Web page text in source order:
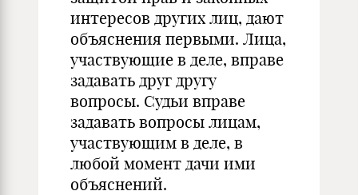
интересов других лиц, дают
объяснения первыми. Лица,
участвующие в деле, вправе
задавать друг другу
вопросы. Судьи вправе
задавать вопросы лицам,
участвующим в деле, в
любой момент дачи ими
объяснений.